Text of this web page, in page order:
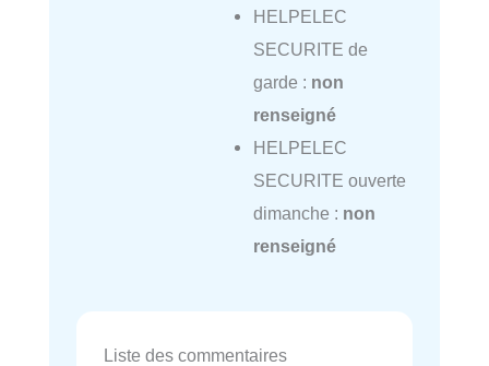
HELPELEC
SECURITE de
garde : non
renseigné
HELPELEC
SECURITE ouverte
dimanche : non
renseigné
Liste des commentaires